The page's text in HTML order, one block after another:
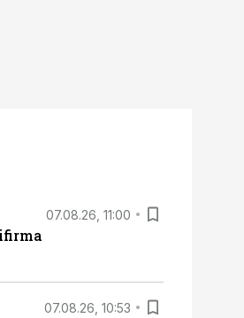
07.08.26, 11:00
07.08.26, 10:53